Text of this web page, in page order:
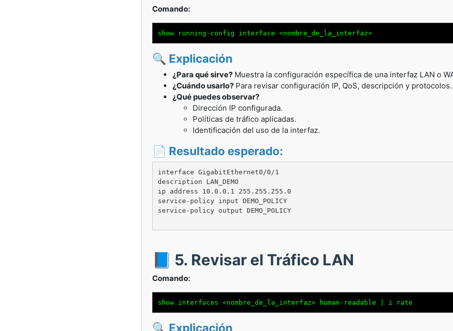
Comando:
show running-config interface <nombre_de_la_interfaz>
🔍 Explicación
¿Para qué sirve? Muestra la configuración específica de una interfaz LAN o
¿Cuándo usarlo? Para revisar configuración IP, QoS, descripción y protocolos.
¿Qué puedes observar?
Dirección IP configurada.
Políticas de tráfico aplicadas.
Identificación del uso de la interfaz.
📄 Resultado esperado:
interface GigabitEthernet0/0/1
description LAN_DEMO
ip address 10.0.0.1 255.255.255.0
service-policy input DEMO_POLICY
service-policy output DEMO_POLICY
📘 5. Revisar el Tráfico LAN
Comando:
show interfaces <nombre_de_la_interfaz> human-readable | i rate
🔍 Explicación